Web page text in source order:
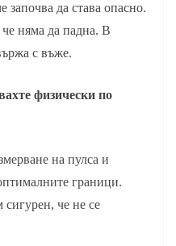
започва да става опасно.
няма да падна. В
с въже.
физически по
на пулса и
граници.
сигурен, че не се